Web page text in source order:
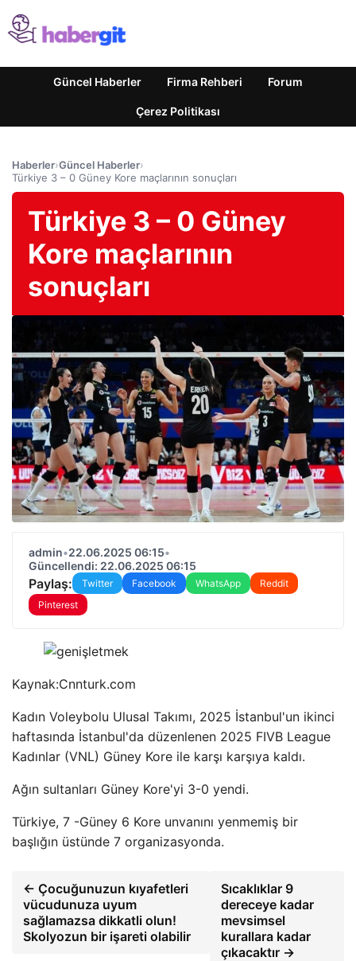
Güncel Haberler Firma Rehberi Forum
Çerez Politikası
Haberler›Güncel Haberler›
Türkiye 3 – 0 Güney Kore maçlarının sonuçları
Türkiye 3 – 0 Güney
Kore maçlarının
sonuçları
admin•22.06.2025 06:15•
Güncellendi: 22.06.2025 06:15
Paylaş: Twitter Facebook WhatsApp
Reddit
Pinterest
Kaynak:Cnnturk.com
Kadın Voleybolu Ulusal Takımı, 2025 İstanbul'un ikinci
haftasında İstanbul'da düzenlenen 2025 FIVB League
Kadınlar (VNL) Güney Kore ile karşı karşıya kaldı.
Ağın sultanları Güney Kore'yi 3-0 yendi.
Türkiye, 7 -Güney 6 Kore unvanını yenmemiş bir
başlığın üstünde 7 organizasyonda.
← Çocuğunuzun kıyafetleri
vücudunuza uyum
sağlamazsa dikkatli olun!
Skolyozun bir işareti olabilir
Sıcaklıklar 9
dereceye kadar
mevsimsel
kurallara kadar
çıkacaktır →